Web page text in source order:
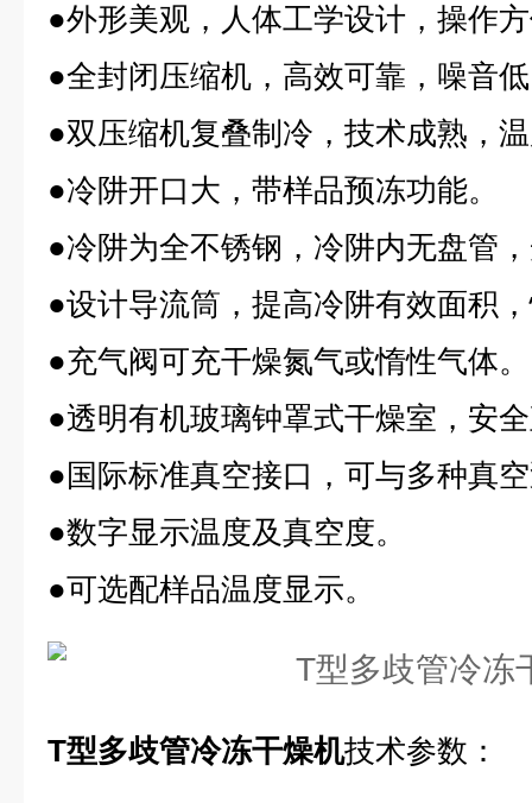
●外形美观，人体工学设计，操作
●全封闭压缩机，高效可靠，噪音低
●双压缩机复叠制冷，技术成熟，
●冷阱开口大，带样品预冻功能。
●冷阱为全不锈钢，冷阱内无盘管
●设计导流筒，提高冷阱有效面积
●充气阀可充干燥氮气或惰性气体。
●透明有机玻璃钟罩式干燥室，安
●国际标准真空接口，可与多种真
●数字显示温度及真空度。
●可选配样品温度显示。
T型多歧管冷冻干燥机技术参数：